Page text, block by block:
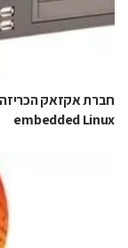
חברת אקזאק
embedded Linux